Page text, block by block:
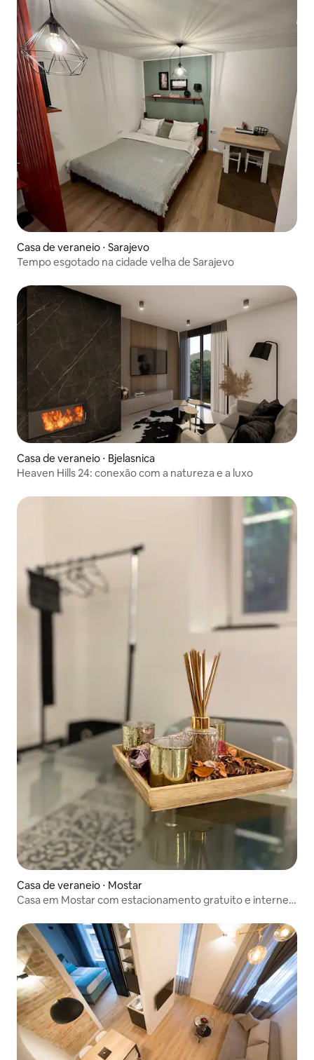
Casa de veraneio ⋅ Sarajevo
Tempo esgotado na cidade velha de Sarajevo
Casa de veraneio ⋅ Bjelasnica
Heaven Hills 24: conexão com a natureza e a luxo
Casa de veraneio ⋅ Mostar
Casa em Mostar com estacionamento gratuito e internet